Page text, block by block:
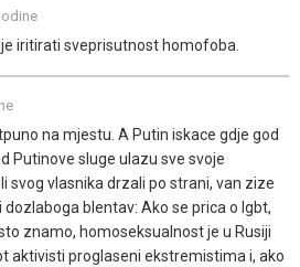
iritirati sveprisutnost homofoba.
na mjestu. A Putin iskace gdje god
Putinove sluge ulazu sve svoje
svog vlasnika drzali po strani, van zize
blentav: Ako se prica o lgbt,
znamo, homoseksualnost je u Rusiji
aktivisti proglaseni ekstremistima i, ako